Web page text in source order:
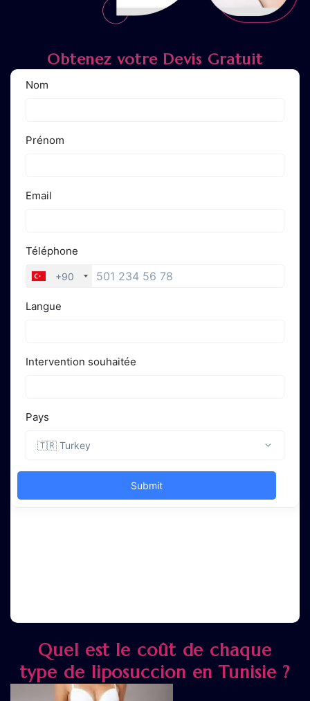
Obtenez votre Devis Gratuit
Quel est le coût de chaque
type de liposuccion en Tunisie ?